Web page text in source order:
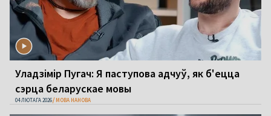
Уладзімір Пугач: Я паступова адчуў, як б'ецца
сэрца беларускае мовы
04 ЛЮТАГА 2026 МОВА НАНОВА